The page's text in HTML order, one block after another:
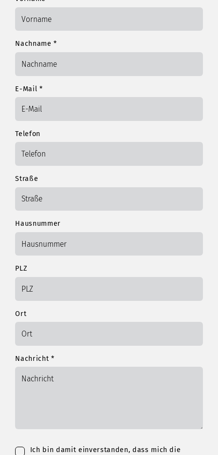
Nachname*
E-Mail *
Telefon
Straße
Hausnummer
PLZ
Ort
Nachricht *
Ich bin damit einverstanden, dass mich die